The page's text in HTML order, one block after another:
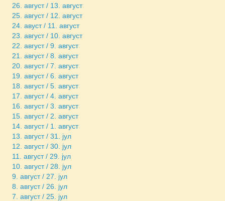
26. август / 13. август
25. август / 12. август
24. авуст / 11. август
23. август / 10. август
22. август / 9. август
21. август / 8. август
20. август / 7. август
19. август / 6. август
18. август / 5. август
17. август / 4. август
16. август / 3. август
15. август / 2. август
14. август / 1. август
13. август / 31. јул
12. август / 30. јул
11. август / 29. јул
10. август / 28. јул
9. август / 27. јул
8. август / 26. јул
7. август / 25. јул